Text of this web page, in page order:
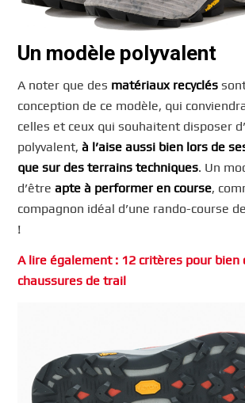
Un modèle polyvalent
A noter que des matériaux recyclés
conception de ce modèle, qui
celles et ceux qui souhaitent disposer
polyvalent,à l’aise aussi bien lors de
que sur des terrains techniques. Un
d’êtreapte à performer en course,
compagnon idéal d’une rando-course
!
A lire également : 12 critères pour bien
chaussures de trail